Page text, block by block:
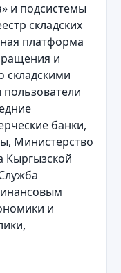
и подсистемы
складских
платформа
и
складскими
пользователи
банки,
Министерство
Кыргызской
и